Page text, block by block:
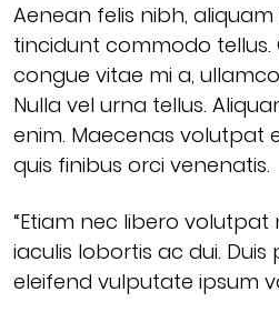
Aenean felis nibh,
tincidunt commodo tellus.
congue vitae mi a,
Nulla vel urna tellus.
enim. Maecenas volutpat
quis finibus orci venenatis.
“Etiam nec libero volutpat
iaculis lobortis ac dui.
eleifend vulputate ipsum